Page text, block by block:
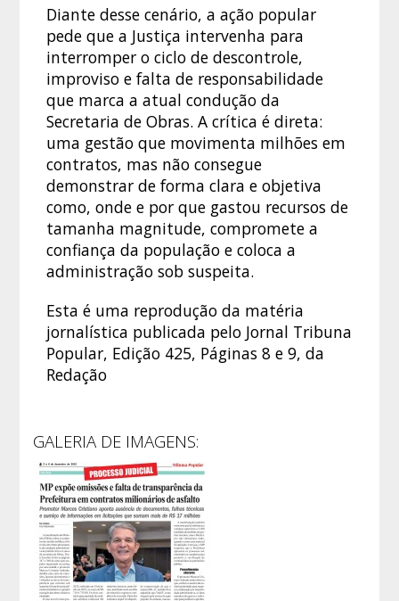
Diante desse cenário, a ação popular
pede que a Justiça intervenha para
interromper o ciclo de descontrole,
improviso e falta de responsabilidade
que marca a atual condução da
Secretaria de Obras. A crítica é direta:
uma gestão que movimenta milhões em
contratos, mas não consegue
demonstrar de forma clara e objetiva
como, onde e por que gastou recursos de
tamanha magnitude, compromete a
confiança da população e coloca a
administração sob suspeita.
Esta é uma reprodução da matéria
jornalística publicada pelo Jornal Tribuna
Popular, Edição 425, Páginas 8 e 9, da
Redação
GALERIA DE IMAGENS: